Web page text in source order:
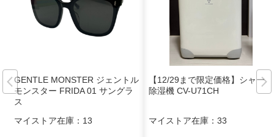
GENTLE MONSTER ジェントル
モンスター FRIDA 01 サングラ
ス
マイストア在庫： 13
【12/29まで限定価格】シャープ
除湿機 CV-U71CH
マイストア在庫： 33